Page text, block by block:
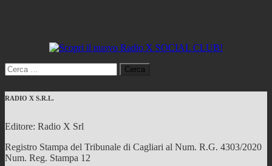
Ricerca
per:
RADIO X S.R.L.
Editore: Radio X Srl
Registro Stampa del Tribunale di Cagliari al Num. R.G. 4303/2020
Num. Reg. Stampa 12